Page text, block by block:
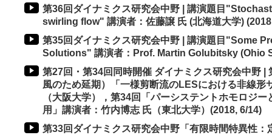
第36回ダイナミクス研究会中野 | 講演題目
swirling flow" 講演者：佐藤譲 氏 (北海道大学)
第35回ダイナミクス研究会中野 | 講演題目"Some
Solutions" 講演者：Prof. Martin Golubitsky (Ohio
第27回・第34回同時開催 ダイナミクス研究会中野 |
風のため延期）「一様剪断流のLESにおける非線形
（大阪大学），第34回「パーシステントホモロジ
用」講演者：竹内博志 氏（東北大学）(2018, 6/14)
第33回ダイナミクス研究会中野「有限時間特異性